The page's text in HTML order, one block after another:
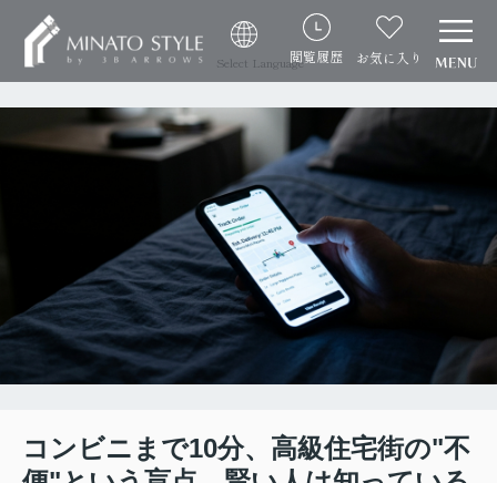
Select Language閲覧履歴 お気に入り
コンビニまで10分、高級住宅街の"不